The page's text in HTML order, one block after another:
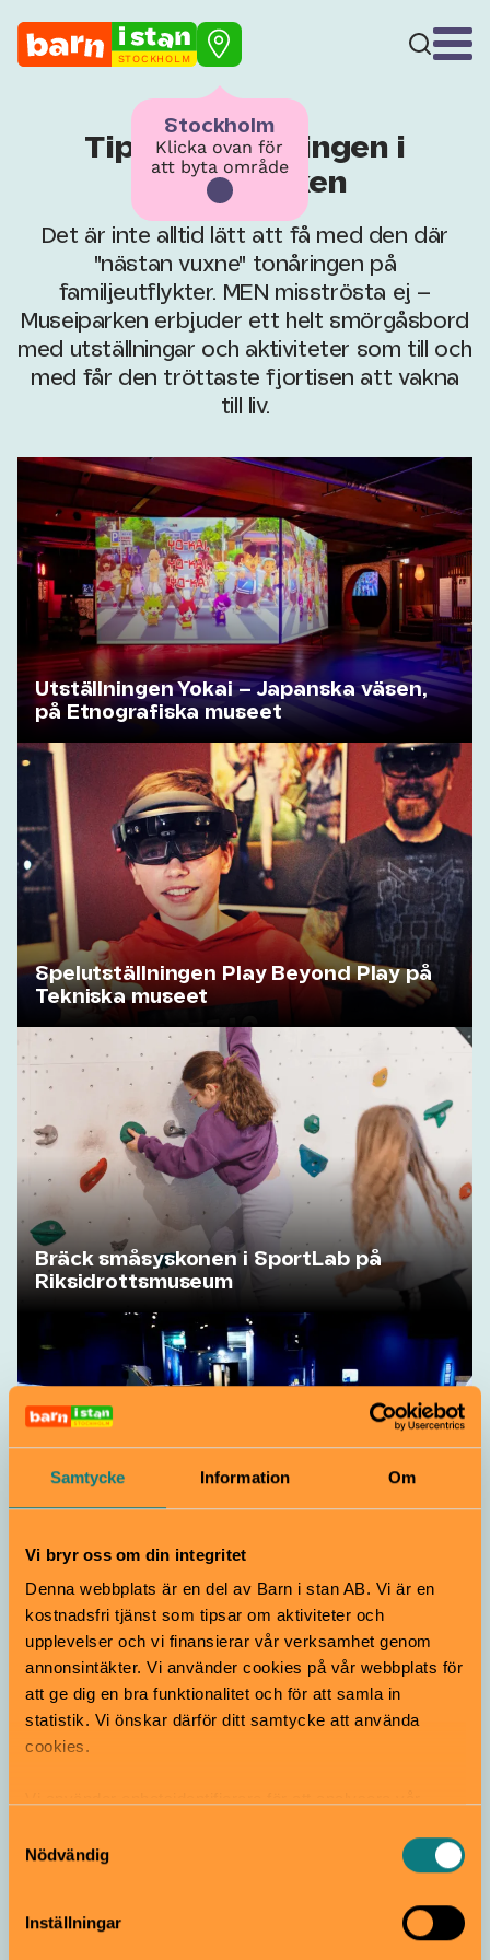
Samtycke Information Om
Vi bryr oss om din integritet
Denna webbplats är en del av Barn i stan AB. Vi är en
kostnadsfri tjänst som tipsar om aktiviteter och
upplevelser och vi finansierar vår verksamhet genom
annonsintäkter. Vi använder cookies på vår webbplats för
att ge dig en bra funktionalitet och för att samla in
statistik. Vi önskar därför ditt samtycke att använda
cookies.
samt tillhandahålla funktioner för sociala medier. Vi
vidarebefordrar även sådana identifierare och annan
information från din enhet till de sociala medier och
annons- och analysföretag som vi samarbetar med.
Nödvändig
Inställningar
STOCKHOLM
Stockholm
Klicka ovan för
att byta område
Tips för tonåringen i
Museiparken
Det är inte alltid lätt att få med den där
"nästan vuxne" tonåringen på
familjeutflykter. MEN misströsta ej –
Museiparken erbjuder ett helt smörgåsbord
med utställningar och aktiviteter som till och
med får den tröttaste fjortisen att vakna
till liv.
Utställningen Yokai – Japanska väsen,
på Etnografiska museet
Spelutställningen Play Beyond Play på
Tekniska museet
Bräck småsyskonen i SportLab på
Riksidrottsmuseum
Brottsspår på Polismuseet
Wisdome på Tekniska museet